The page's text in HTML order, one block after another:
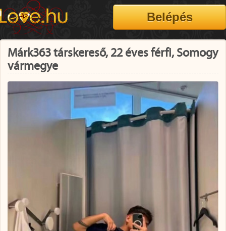
Márk363 társkereső, 22 éves férfi, Somogy
vármegye